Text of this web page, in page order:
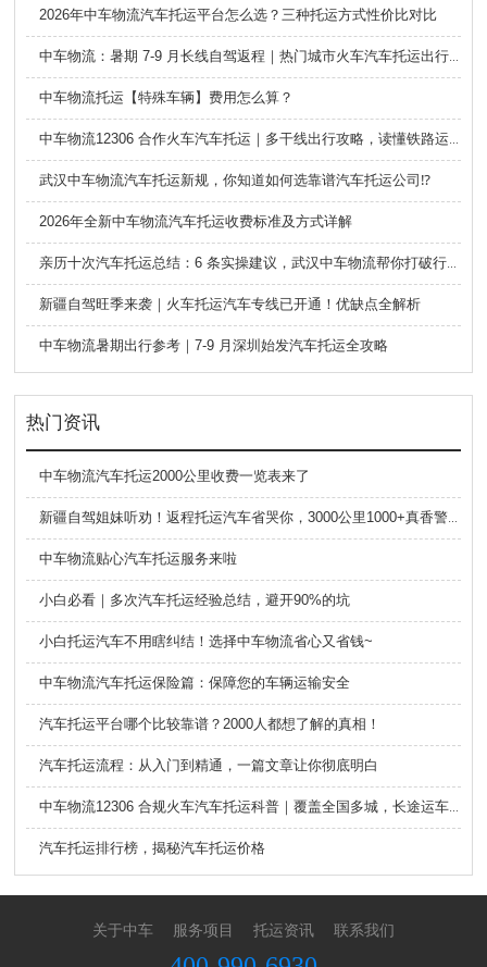
2026年中车物流汽车托运平台怎么选？三种托运方式性价比对比
中车物流：暑期 7-9 月长线自驾返程｜热门城市火车汽车托运出行全攻略
中车物流托运【特殊车辆】费用怎么算？
中车物流12306 合作火车汽车托运｜多干线出行攻略，读懂铁路运车的优势与避坑要点
武汉中车物流汽车托运新规，你知道如何选靠谱汽车托运公司⁉️
2026年全新中车物流汽车托运收费标准及方式详解
亲历十次汽车托运总结：6 条实操建议，武汉中车物流帮你打破行业信息差
新疆自驾旺季来袭｜火车托运汽车专线已开通！优缺点全解析
中车物流暑期出行参考｜7-9 月深圳始发汽车托运全攻略
热门资讯
中车物流汽车托运2000公里收费一览表来了
新疆自驾姐妹听劝！返程托运汽车省哭你，3000公里1000+真香警告！
中车物流贴心汽车托运服务来啦
小白必看｜多次汽车托运经验总结，避开90%的坑
小白托运汽车不用瞎纠结！选择中车物流省心又省钱~
​中车物流汽车托运保险篇：保障您的车辆运输安全
汽车托运平台哪个比较靠谱？2000人都想了解的真相！
汽车托运流程：从入门到精通，一篇文章让你彻底明白
中车物流12306 合规火车汽车托运科普｜覆盖全国多城，长途运车稳定优选
汽车托运排行榜，揭秘汽车托运价格
关于中车 服务项目 托运资讯 联系我们